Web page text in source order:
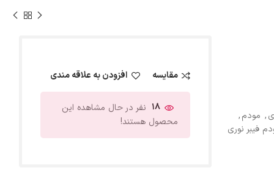
, مودم,
فیبر نوری
مقایسه افزودن به علاقه مندی
18 نفر در حال مشاهده این
محصول هستند!